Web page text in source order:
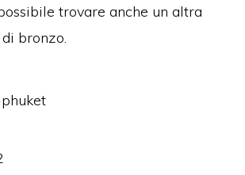
trovare anche un altra
bronzo.